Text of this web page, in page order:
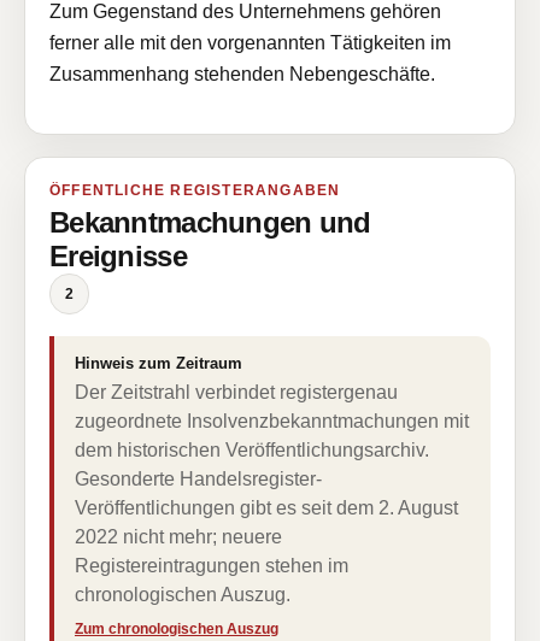
Zum Gegenstand des Unternehmens gehören
ferner alle mit den vorgenannten Tätigkeiten im
Zusammenhang stehenden Nebengeschäfte.
ÖFFENTLICHE REGISTERANGABEN
Bekanntmachungen und
Ereignisse
2
Hinweis zum Zeitraum
Der Zeitstrahl verbindet registergenau
zugeordnete Insolvenzbekanntmachungen mit
dem historischen Veröffentlichungsarchiv.
Gesonderte Handelsregister-
Veröffentlichungen gibt es seit dem 2. August
2022 nicht mehr; neuere
Registereintragungen stehen im
chronologischen Auszug.
Zum chronologischen Auszug